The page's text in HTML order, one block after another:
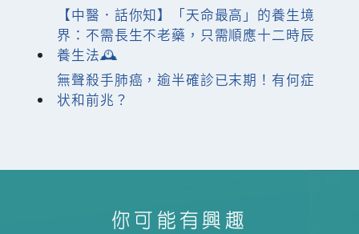
【中醫．話你知】「天命最高」的養生境
界：不需長生不老藥，只需順應十二時辰
養生法🕰️
無聲殺手肺癌，逾半確診已末期！有何症
状和前兆？
你可能有興趣